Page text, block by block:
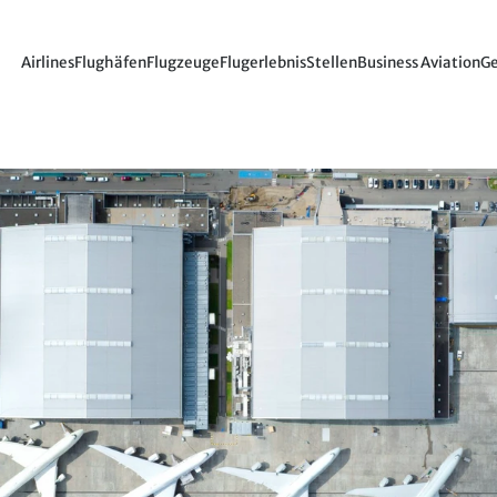
AirlinesFlughäfenFlugzeugeFlugerlebnisStellenBusiness Aviation